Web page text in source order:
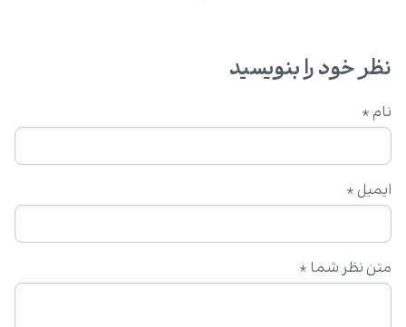
نظر خود را بنویسید
متن نظر شما *
نام *
ایمیل *